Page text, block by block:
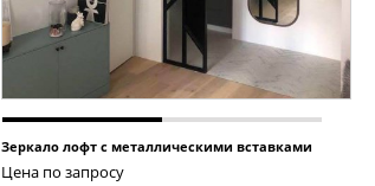
Зеркало лофт с металлическими вставками
Цена по запросу